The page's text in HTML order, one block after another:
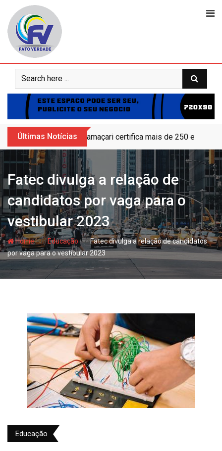
content
Últimas Notícias Camaçari certifica mais de 250
Fatec divulga a relação de
candidatos por vaga para o
vestibular 2023
Home- hjEducação - hjFatec divulga a relação de candidatos
por vaga para o vestibular 2023
Educação